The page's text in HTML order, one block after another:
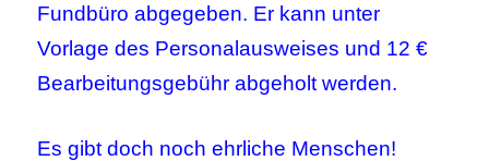
Fundbüro abgegeben. Er kann unter
Vorlage des Personalausweises und 12 €
Bearbeitungsgebühr abgeholt werden.
Es gibt doch noch ehrliche Menschen!